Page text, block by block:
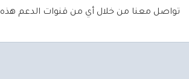
تواصل معنا من خلال أي من قنوات الدعم هذه